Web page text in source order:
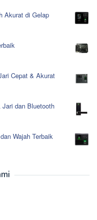
Akurat di Gelap
Cepat & Akurat
dan Bluetooth
Wajah Terbaik